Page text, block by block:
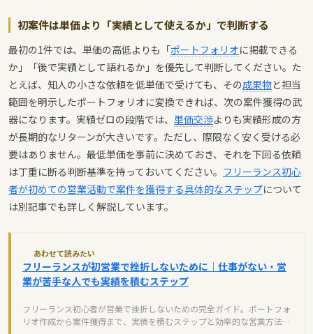
初案件は単価より「実績として使えるか」で判断する
最初の1件では、単価の高低よりも「ポートフォリオに掲載できる
か」「後で実績として語れるか」を優先して判断してください。た
とえば、知人の小さな依頼を低単価で受けても、その成果物と担当
範囲を明示したポートフォリオに変換できれば、次の案件獲得の武
器になります。実績ゼロの段階では、 単価交渉よりも実績形成の方
が長期的なリターンが大きいです。ただし、際限なく安く受ける必
要はありません。最低単価を事前に決めておき、それを下回る依頼
は丁重に断る判断基準を持っておいてください。 フリーランス初心
者が初めての営業活動で案件を獲得する具体的なステップについて
は別記事でも詳しく解説しています。
あわせて読みたい
フリーランスが初営業で挫折しないために｜仕事がない・営
業が苦手な人でも実績を積むステップ
フリーランス初心者が営業で挫折しないための完全ガイド。ポートフォ
リオ作成から案件獲得まで、実績を積むステップと効率的な営業方法を